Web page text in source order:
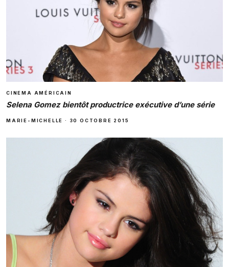
CINEMA AMÉRICAIN
Selena Gomez bientôt productrice exécutive d’une série
MARIE-MICHELLE · 30 OCTOBRE 2015